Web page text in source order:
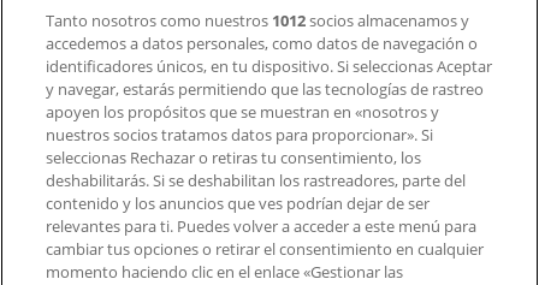
Contacto comercial y de marketing
Tienda mal colocada en el mapa
Notificar un folleto
¿Encontraste un problema en la web o en la
aplicación?
Índices
Tanto nosotros como nuestros 1012socios almacenamos y
accedemos a datos personales, como datos de navegación o
identificadores únicos, en tu dispositivo. Si seleccionas Aceptar
y navegar, estarás permitiendo que las tecnologías de rastreo
apoyen los propósitos que se muestran en «nosotros y
nuestros socios tratamos datos para proporcionar». Si
seleccionas Rechazar o retiras tu consentimiento, los
deshabilitarás. Si se deshabilitan los rastreadores, parte del
contenido y los anuncios que ves podrían dejar de ser
relevantes para ti. Puedes volver a acceder a este menú para
cambiar tus opciones o retirar el consentimiento en cualquier
momento haciendo clic en el enlace «Gestionar las